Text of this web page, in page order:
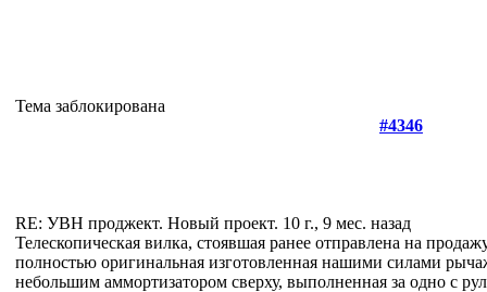
Тема заблокирована
#4346
RE: УВН проджект. Новый проект. 10 г., 9 мес. назад
Телескопическая вилка, стоявшая ранее отправлена на
полностью оригинальная изготовленная нашими силами
небольшим аммортизатором сверху, выполненная за одно с